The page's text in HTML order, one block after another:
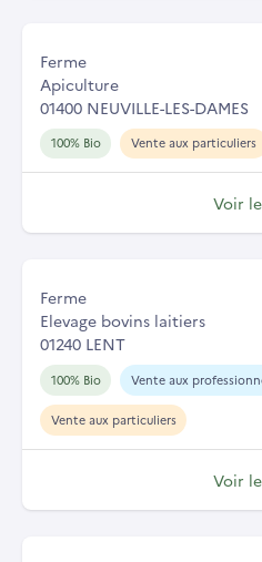
Ferme
Apiculture
01400 NEUVILLE-LES-DAMES
100% Bio Vente aux particuliers
Voir
Ferme
Elevage bovins laitiers
01240 LENT
100% Bio Vente aux
Vente aux particuliers
Voir